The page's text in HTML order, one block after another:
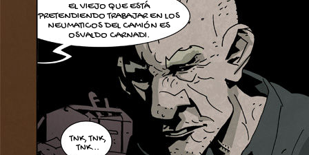
EL VIEJO QUE ESTÁ
PRETENDIENDO TRABAJAR EN LOS
NEUMATICOS DEL CAMIÓN ES
OSVALDO CARNADI.
TNK, TNK,
TNK...